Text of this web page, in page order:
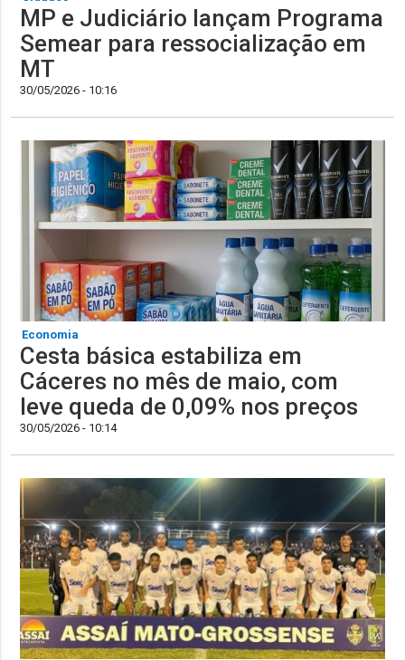
MP e Judiciário lançam Programa
Semear para ressocialização em
MT
30/05/2026 - 10:16
Economia
Cesta básica estabiliza em
Cáceres no mês de maio, com
leve queda de 0,09% nos preços
30/05/2026 - 10:14